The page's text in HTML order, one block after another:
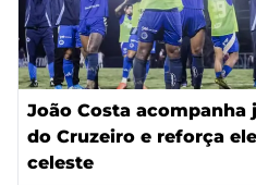
João Costa acompanha
do Cruzeiro e reforça
celeste